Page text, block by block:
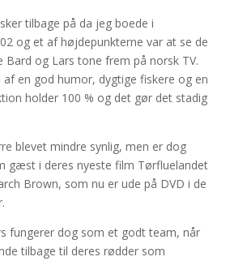
tilbage på da jeg boede i
og et af højdepunkterne var at se de
Bard og Lars tone frem på norsk TV.
en god humor, dygtige fiskere og en
holder 100 % og det gør det stadig
blevet mindre synlig, men er dog
gæst i deres nyeste film Tørfluelandet
Brown, som nu er ude på DVD i de
fungerer dog som et godt team, når
tilbage til deres rødder som